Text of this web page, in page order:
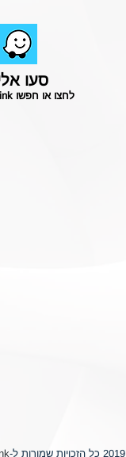
סעו
לחצו או חפשו Link to Link